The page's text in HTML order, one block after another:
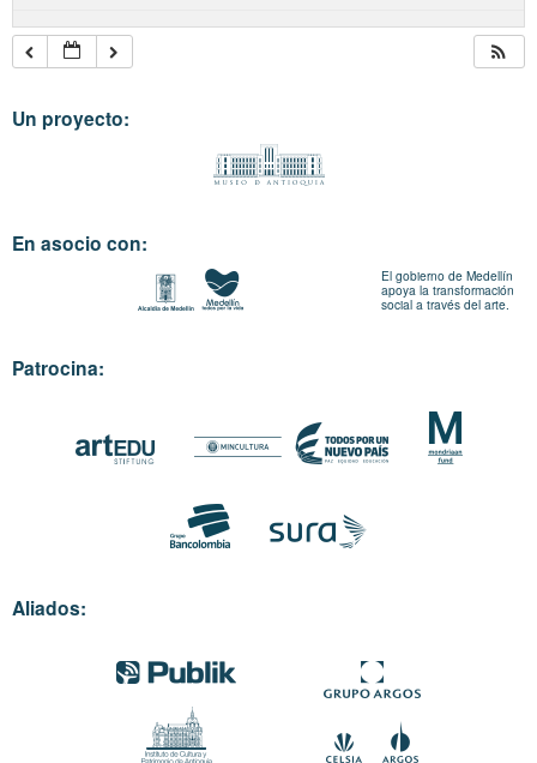
Un proyecto:
En asocio con:
El gobierno de Medellín
apoya la transformación
social a través del arte.
Patrocina:
Aliados: